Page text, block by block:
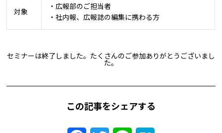
対象
・広報部のご担当者
・社内報、広報誌の編集に携わる方
セミナーは終了しました。たくさんのご参加ありがとうございまし
た。
この記事をシェアする